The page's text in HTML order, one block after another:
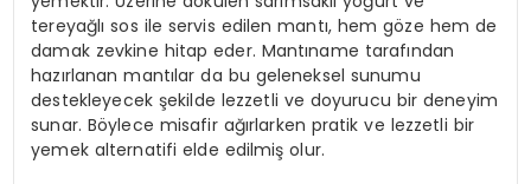
tereyağlı sos ile servis edilen mantı, hem göze hem de
damak zevkine hitap eder. Mantıname tarafından
hazırlanan mantılar da bu geleneksel sunumu
destekleyecek şekilde lezzetli ve doyurucu bir deneyim
sunar. Böylece misafir ağırlarken pratik ve lezzetli bir
yemek alternatifi elde edilmiş olur.